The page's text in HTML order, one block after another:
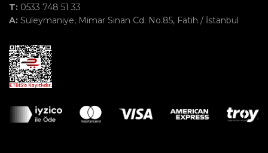
T: 0533 748 51 33
A: Süleymaniye, Mimar Sinan Cd. No.85, Fatih / İstanbul